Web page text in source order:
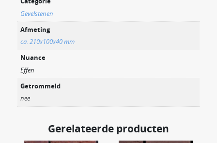
Gevelstenen
Afmeting
ca. 210x100x40 mm
Nuance
Effen
Getrommeld
nee
Gerelateerde producten